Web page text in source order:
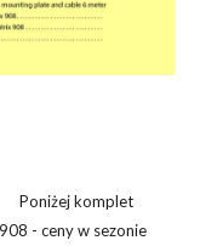
- ceny w sezonie